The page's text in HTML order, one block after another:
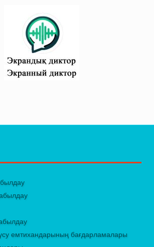
емтихандарының бағдарламалары